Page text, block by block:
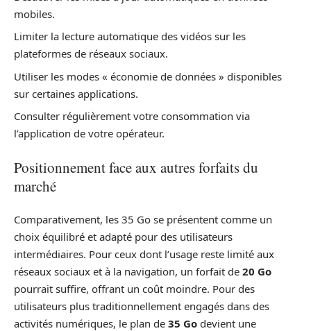
mobiles.
Limiter la lecture automatique des vidéos sur les
plateformes de réseaux sociaux.
Utiliser les modes « économie de données » disponibles
sur certaines applications.
Consulter régulièrement votre consommation via
l’application de votre opérateur.
Positionnement face aux autres forfaits du
marché
Comparativement, les 35 Go se présentent comme un
choix équilibré et adapté pour des utilisateurs
intermédiaires. Pour ceux dont l’usage reste limité aux
réseaux sociaux et à la navigation, un forfait de 20 Go
pourrait suffire, offrant un coût moindre. Pour des
utilisateurs plus traditionnellement engagés dans des
activités numériques, le plan de 35 Go devient une